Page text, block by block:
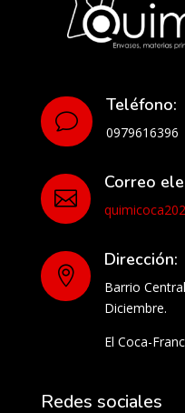
v
Teléfono:
0979616396

Correo

Dirección:
Barrio
Diciembre.
El Coca-
Redes sociales